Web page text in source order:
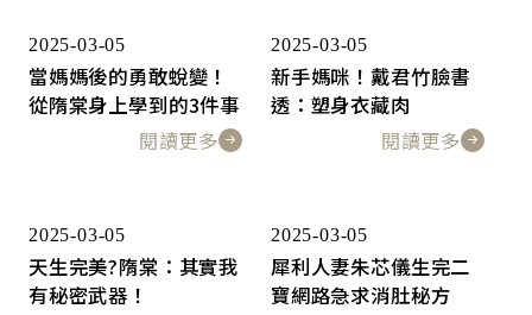
2025-03-05
當媽媽後的勇敢蛻變！
從隋棠身上學到的3件事
閱讀更多
2025-03-05
新手媽咪！戴君竹臉書
透：塑身衣藏肉
閱讀更多
2025-03-05
天生完美?隋棠：其實我
有秘密武器！
2025-03-05
犀利人妻朱芯儀生完二
寶網路急求消肚秘方